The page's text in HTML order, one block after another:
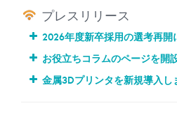
プレスリリース
2026年度新卒採用の選考再開
お役立ちコラムのページを開
金属3Dプリンタを新規導入し